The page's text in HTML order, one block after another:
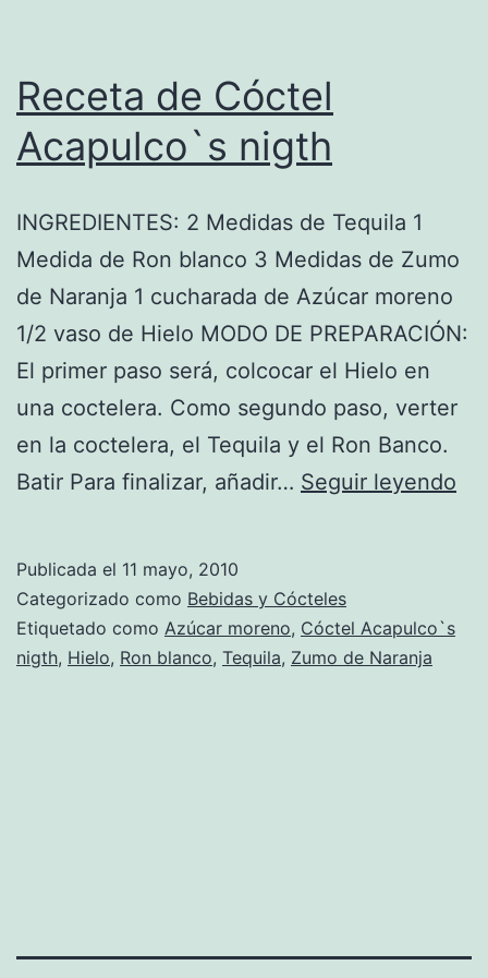
Receta de Cóctel
Acapulco`s nigth
INGREDIENTES: 2 Medidas de Tequila 1
Medida de Ron blanco 3 Medidas de Zumo
de Naranja 1 cucharada de Azúcar moreno
1/2 vaso de Hielo MODO DE PREPARACIÓN:
El primer paso será, colcocar el Hielo en
una coctelera. Como segundo paso, verter
en la coctelera, el Tequila y el Ron Banco.
Batir Para finalizar, añadir… Seguir leyendo
Publicada el 11 mayo, 2010
Categorizado como Bebidas y Cócteles
Etiquetado como Azúcar moreno, Cóctel Acapulco`s
nigth, Hielo, Ron blanco, Tequila, Zumo de Naranja